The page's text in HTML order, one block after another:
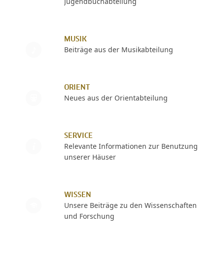
MUSIK
Beiträge aus der Musikabteilung
ORIENT
Neues aus der Orientabteilung
SERVICE
Relevante Informationen zur Benutzung
unserer Häuser
WISSEN
Unsere Beiträge zu den Wissenschaften
und Forschung